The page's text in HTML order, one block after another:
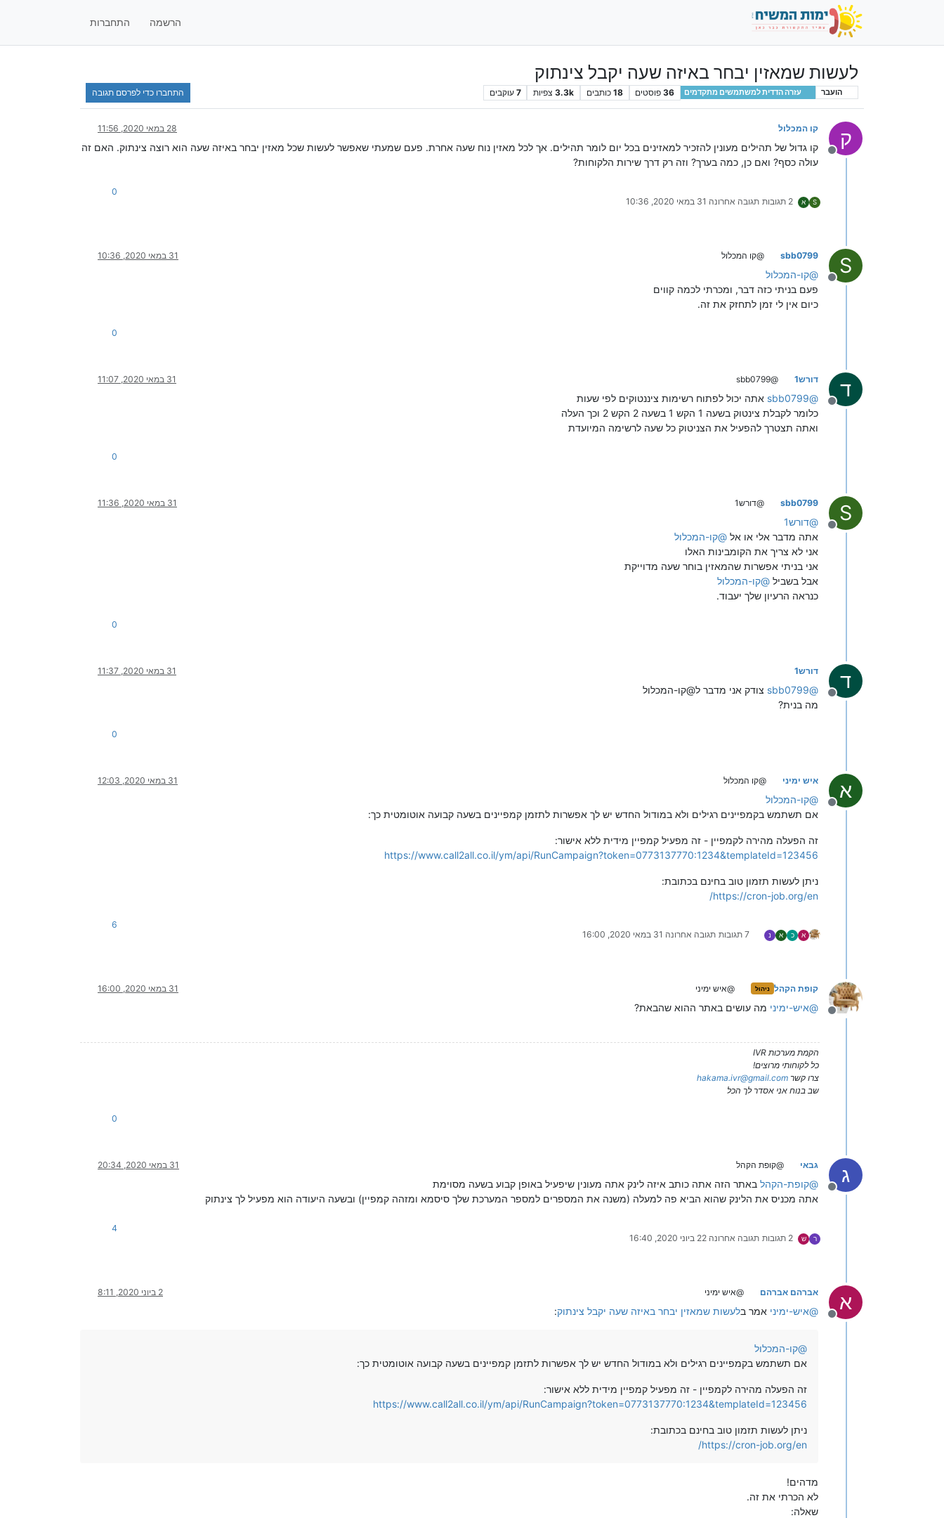
הרשמה התחברות
לעשות שמאזין יבחר באיזה שעה יקבל צינתוק
הועבר עזרה הדדית למשתמשים מתקדמים 36 פוסטים 18 כותבים 3.3k צפיות 7 עוקבים התחברו כדי לפרסם תגובה
ק
מנותק
קו המכלול 28 במאי 2020, 11:56
קו גדול של תהילים מעונין להזכיר למאזינים בכל יום לומר תהילים. אך לכל מאזין נוח שעה אחרת. פעם שמעתי שאפשר לעשות שכל מאזין יבחר באיזה שעה הוא רוצה צינתוק. האם זה
עולה כסף? ואם כן, כמה בערך? וזה רק דרך שירות הלקוחות?
S א 2 תגובות תגובה אחרונה 31 במאי 2020, 10:36
0
S
מנותק
sbb0799 @קו המכלול 31 במאי 2020, 10:36
@קו-המכלול
פעם בניתי כזה דבר, ומכרתי לכמה קווים
כיום אין לי זמן לתחזק את זה.
0
ד
מנותק
דורש1 @sbb0799 31 במאי 2020, 11:07
@
sbb0799 אתה יכול לפתוח רשימות ציננטוקים לפי שעות
כלומר לקבלת צינטוק בשעה 1 הקש 1 בשעה 2 הקש 2 וכך העלה
ואתה תצטרך להפעיל את הצניטוק כל שעה לרשימה המיועדת
0
S
מנותק
sbb0799 @דורש1 31 במאי 2020, 11:36
@דורש1
אתה מדבר אלי או אל @קו-המכלול
אני לא צריך את הקומבינות האלו
אני בניתי אפשרות שהמאזין בוחר שעה מדוייקת
אבל בשביל @קו-המכלול
כנראה הרעיון שלך יעבוד.
0
ד
מנותק
דורש1 31 במאי 2020, 11:37
@
sbb0799 צודק אני מדבר ל@קו-המכלול
מה בנית?
0
א
מנותק
איש ימיני @קו המכלול 31 במאי 2020, 12:03
@קו-המכלול
אם תשתמש בקמפיינים רגילים ולא במודול החדש יש לך אפשרות לתזמן קמפיינים בשעה קבועה אוטומטית כך:
זה הפעלה מהירה לקמפיין - זה מפעיל קמפיין מידית ללא אישור:
https://www.call2all.co.il/ym/api/RunCampaign?token=0773137770:1234&templateId=123456
ניתן לעשות תזמון טוב בחינם בכתובת:
https://cron-job.org/en/
א כ א נ 7 תגובות תגובה אחרונה 31 במאי 2020, 16:00
6
מנותק
קופת הקהל ניהול @איש ימיני 31 במאי 2020, 16:00
@איש-ימיני מה עושים באתר ההוא שהבאת?
הקמת מערכות IVR
כל לקוחותי מרוצים!
צרו קשר hakama.ivr@gmail.com
שב בנוח אני אסדר לך הכל
0
ג
מנותק
גבאי @קופת הקהל 31 במאי 2020, 20:34
@קופת-הקהל באתר הזה אתה כותב איזה לינק אתה מעונין שיפעיל באופן קבוע בשעה מסוימת
אתה מכניס את הלינק שהוא הביא פה למעלה (משנה את המספרים למספר המערכת שלך סיסמא ומזהה קמפיין) ובשעה היעודה הוא מפעיל לך צינתוק
ר ש 2 תגובות תגובה אחרונה 22 ביוני 2020, 16:40
4
א
מנותק
אברהם אברהם @איש ימיני 2 ביוני 2020, 8:11
@איש-ימיני אמר בלעשות שמאזין יבחר באיזה שעה יקבל צינתוק:
@קו-המכלול
אם תשתמש בקמפיינים רגילים ולא במודול החדש יש לך אפשרות לתזמן קמפיינים בשעה קבועה אוטומטית כך:
זה הפעלה מהירה לקמפיין - זה מפעיל קמפיין מידית ללא אישור:
https://www.call2all.co.il/ym/api/RunCampaign?token=0773137770:1234&templateId=123456
ניתן לעשות תזמון טוב בחינם בכתובת:
https://cron-job.org/en/
מדהים!
לא הכרתי את זה.
שאלה: